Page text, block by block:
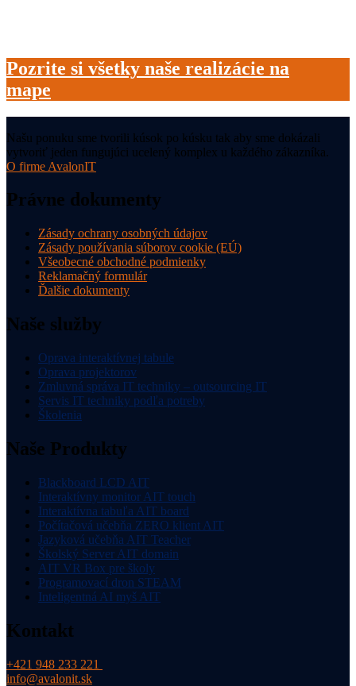
Pozrite si všetky naše realizácie na
mape
Našu ponuku sme tvorili kúsok po kúsku tak aby sme dokázali
vytvoriť jeden fungujúci ucelený komplex u každého zákazníka.
O firme AvalonIT
Právne dokumenty
Zásady ochrany osobných údajov
Zásady používania súborov cookie (EÚ)
Všeobecné obchodné podmienky
Reklamačný formulár
Ďalšie dokumenty
Naše služby
Oprava interaktívnej tabule
Oprava projektorov
Zmluvná správa IT techniky – outsourcing IT
Servis IT techniky podľa potreby
Školenia
Naše Produkty
Blackboard LCD AIT
Interaktívny monitor AIT touch
Interaktívna tabuľa AIT board
Počítačová učebňa ZERO klient AIT
Jazyková učebňa AIT Teacher
Školský Server AIT domain
AIT VR Box pre školy
Programovací dron STEAM
Inteligentná AI myš AIT
Kontakt
+421 948 233 221
info@avalonit.sk